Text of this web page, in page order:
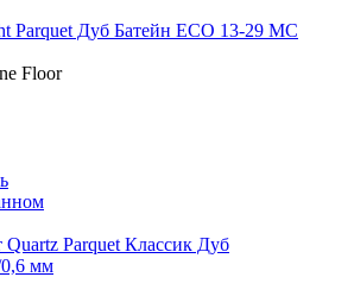
Parquet Дуб Батейн ЕСО 13-29 MC
Floor